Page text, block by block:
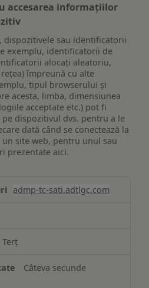
accesarea informațiilor
dispozitivele sau identificatorii
exemplu, identificatorii de
alocați aleatoriu,
împreună cu alte
tipul browserului și
acesta, limba, dimensiunea
acceptate etc.) pot fi
pe dispozitivul dvs. pentru a le
dată când se conectează la
site web, pentru unul sau
prezentate aici.
admp-tc-sati.adtlgc.com
Terț
Câteva secunde